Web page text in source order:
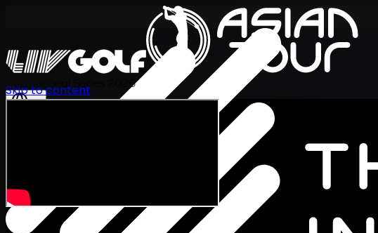
International Series 2026
Skip to content